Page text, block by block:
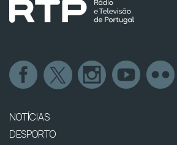
NOTÍCIAS
DESPORTO